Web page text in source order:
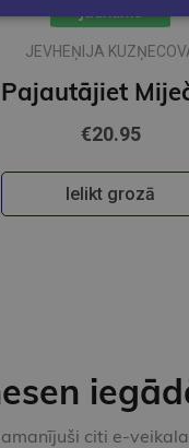
Jaunums
JEVHEŅIJA
€20.95
Ielikt grozā
citi e-